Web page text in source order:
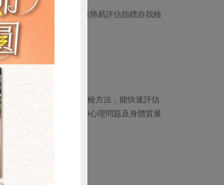
的變化。透過前述六項簡易評估指標自我檢
區與醫療場域的營養篩檢方法，能快速評估
創傷／急性疾病、精神心理問題及身體質量